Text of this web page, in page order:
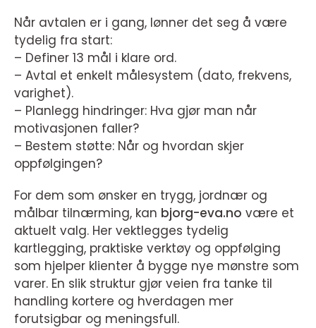
Når avtalen er i gang, lønner det seg å være
tydelig fra start:
– Definer 13 mål i klare ord.
– Avtal et enkelt målesystem (dato, frekvens,
varighet).
– Planlegg hindringer: Hva gjør man når
motivasjonen faller?
– Bestem støtte: Når og hvordan skjer
oppfølgingen?
For dem som ønsker en trygg, jordnær og
målbar tilnærming, kan bjorg-eva.no være et
aktuelt valg. Her vektlegges tydelig
kartlegging, praktiske verktøy og oppfølging
som hjelper klienter å bygge nye mønstre som
varer. En slik struktur gjør veien fra tanke til
handling kortere og hverdagen mer
forutsigbar og meningsfull.